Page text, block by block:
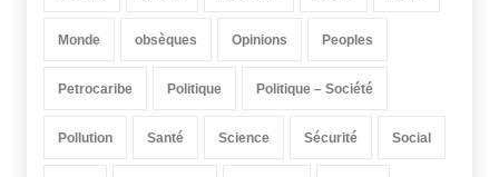
Monde obsèques Opinions Peoples
Petrocaribe Politique Politique – Société
Pollution Santé Science Sécurité Social